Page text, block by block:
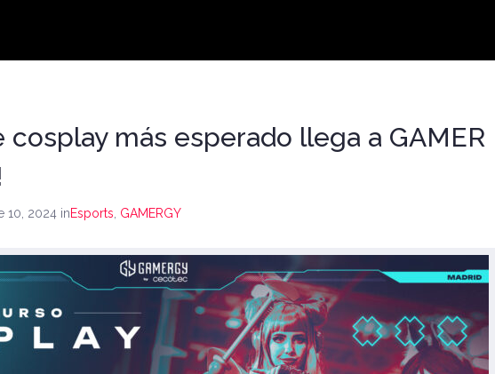
cosplay más esperado llega a GAMER
10, 2024 inEsports GAMERGY